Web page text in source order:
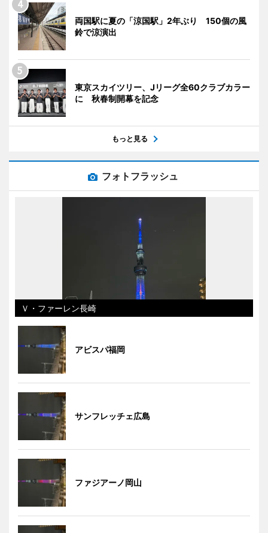
両国駅に夏の「涼国駅」2年ぶり 150個の風
鈴で涼演出
東京スカイツリー、Jリーグ全60クラブカラー
に 秋春制開幕を記念
もっと見る
フォトフラッシュ
Ｖ・ファーレン長崎
アビスパ福岡
サンフレッチェ広島
ファジアーノ岡山